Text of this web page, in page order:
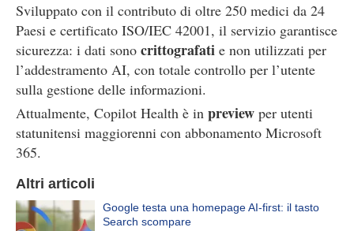
Sviluppato con il contributo di oltre 250 medici da 24
Paesi e certificato ISO/IEC 42001, il servizio garantisce
sicurezza: i dati sono crittografati e non utilizzati per
l’addestramento AI, con totale controllo per l’utente
sulla gestione delle informazioni.
Attualmente, Copilot Health è in preview per utenti
statunitensi maggiorenni con abbonamento Microsoft
365.
Altri articoli
Google testa una homepage AI-first: il tasto
Search scompare